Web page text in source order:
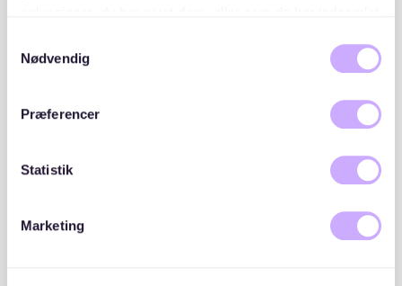
cookies, hvis du fortsætter med at anvende vores
Nødvendig
Præferencer
Statistik
Marketing